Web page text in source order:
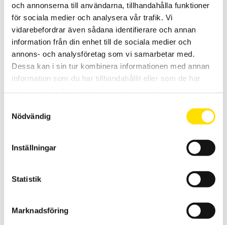
och annonserna till användarna, tillhandahålla funktioner
för sociala medier och analysera vår trafik. Vi
vidarebefordrar även sådana identifierare och annan
information från din enhet till de sociala medier och
annons- och analysföretag som vi samarbetar med.
Dessa kan i sin tur kombinera informationen med annan
information som du har tillhandahållit eller som de har
Nödvändig
Inställningar
Statistik
Marknadsföring
DOX2025B, DOX2070B & DOX2100B Digitala
oscilloskop
Oscilloskopserie med stor tydlig 7” färgskärm och med
bandbredder från 25 MHz till 100 MHz . Upp till 1 GS / s sampling.
6,760.00KR – 10,980.00KRPRISINTERVALL:
6,760.00 KR
10,980.00 KR
LÄS MER